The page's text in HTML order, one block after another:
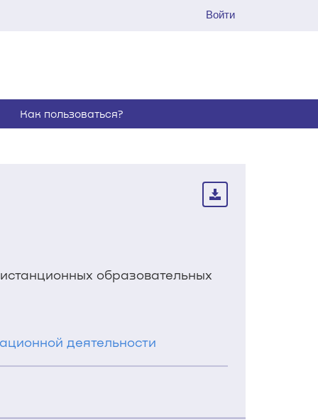
Войти
Как пользоваться?
образовательных
деятельности